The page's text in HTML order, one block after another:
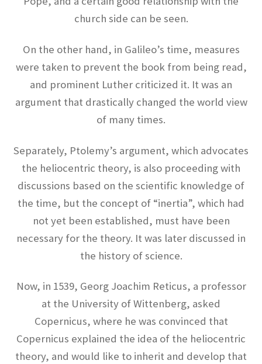
オックスフォード（OXFORD）
大学関連の物理学者【英語圏最古】
オットー・シュテルン
【アインシュタインと同じくドイツを逃れた実
験家】
オットー・ハーン‗
【1879年3月8日 – 1968年7月28日】
オランダ関係の物理学者
て幾多の議論】
オリヴァー・ヘヴィサイド_
church side can be seen.
On the other hand, in Galileo’s time, measures
were taken to prevent the book from being read,
and prominent Luther criticized it. It was an
argument that drastically changed the world view
of many times.
Separately, Ptolemy’s argument, which advocates
the heliocentric theory, is also proceeding with
discussions based on the scientific knowledge of
the time, but the concept of “inertia”, which had
not yet been established, must have been
necessary for the theory. It was later discussed in
the history of science.
Now, in 1539, Georg Joachim Reticus, a professor
at the University of Wittenberg, asked
Copernicus, where he was convinced that
Copernicus explained the idea of ​​the heliocentric
theory, and would like to inherit and develop that